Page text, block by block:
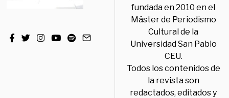
fundada en 2010 en el
Máster de Periodismo
Cultural de la
Universidad San Pablo
CEU.
Todos los contenidos de
la revista son
redactados, editados y